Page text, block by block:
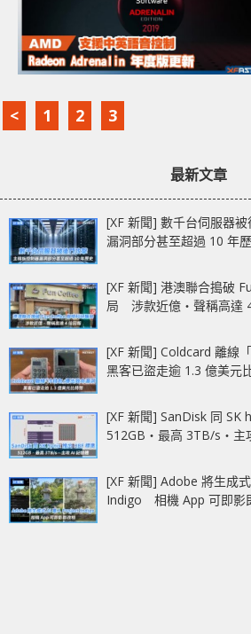
< 1 2 3
最新文章
[XF 新聞] 數千台伺服器
漏洞部分甚至超過 10 年
[XF 新聞] 港澳聯合搗破
局 涉款近億‧聲稱高達
[XF 新聞] Coldcard 離線
黑客已盜走逾 1.3 億美元
[XF 新聞] SanDisk 同 SK
512GB‧最高 3TB/s‧主
[XF 新聞] Adobe 將生成
Indigo 相機 App 可即影